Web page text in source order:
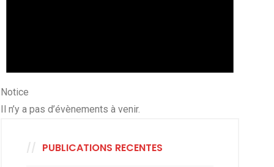
Notice
Il n’y a pas d’évènements à venir.
PUBLICATIONS RECENTES